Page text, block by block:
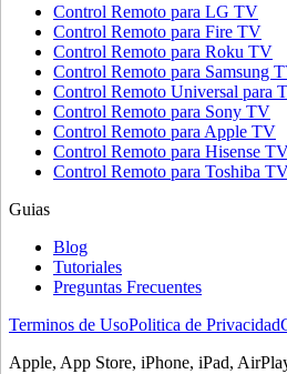
Control Remoto para LG TV
Control Remoto para Fire TV
Control Remoto para Roku TV
Control Remoto para Samsung
Control Remoto Universal para
Control Remoto para Sony TV
Control Remoto para Apple TV
Control Remoto para Hisense
Control Remoto para Toshiba
Guias
Blog
Tutoriales
Preguntas Frecuentes
Terminos de UsoPolitica de Privacidad
Apple, App Store, iPhone, iPad,